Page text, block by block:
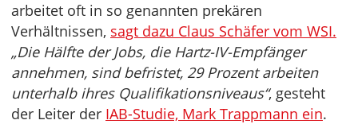
arbeitet oft in so genannten prekären
Verhältnissen, sagt dazu Claus Schäfer vom WSI.
„Die Hälfte der Jobs, die Hartz-IV-Empfänger
annehmen, sind befristet, 29 Prozent arbeiten
unterhalb ihres Qualifikationsniveaus“, gesteht
der Leiter der IAB-Studie, Mark Trappmann ein.